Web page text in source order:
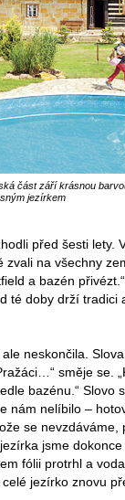
část září krásnou
jezírkem
před šesti
zvali na všechny
a bazén
té doby drží
neskončila.
směje se.
bazénu.“ Slovo
nám nelíbilo –
se nevzdáváme,
jsme dokonce
fólii protrhl a
jezírko znovu